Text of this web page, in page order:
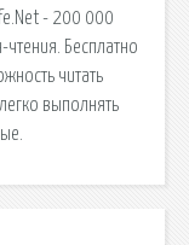
- 200 000
чтения. Бесплатно
читать
выполнять